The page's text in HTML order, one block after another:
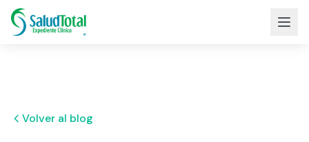
Volver al blog